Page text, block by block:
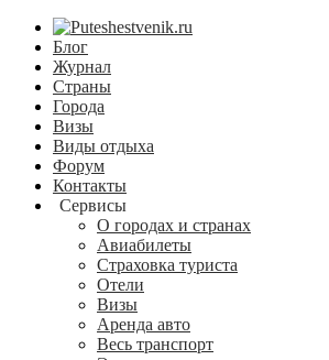
Блог
Журнал
Страны
Города
Визы
Виды отдыха
Форум
Контакты
Сервисы
О городах и странах
Авиабилеты
Страховка туриста
Отели
Визы
Аренда авто
Весь транспорт